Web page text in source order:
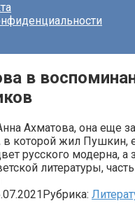
в
Ахматова, она еще
в которой жил Пушкин,
русского модерна, а
литературы,
Рубрика: